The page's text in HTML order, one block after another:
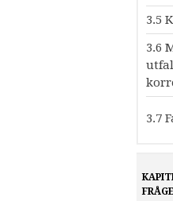
3.5
3.6
3.7